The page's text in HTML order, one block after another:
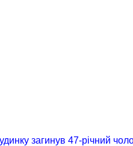
загинув 47-річний